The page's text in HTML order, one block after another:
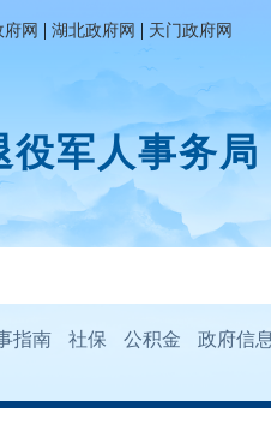
网 | 湖北政府网 | 天门政府网
役军人事务局
指南 社保 公积金 政府信